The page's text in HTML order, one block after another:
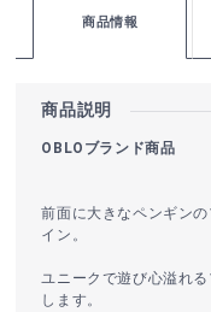
商品情報
商品説明
OBLOブランド商品
前面に大きなペンギン
イン。
ユニークで遊び心溢れ
します。